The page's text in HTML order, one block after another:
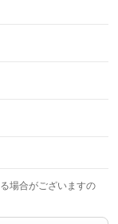
り
場合がございますの